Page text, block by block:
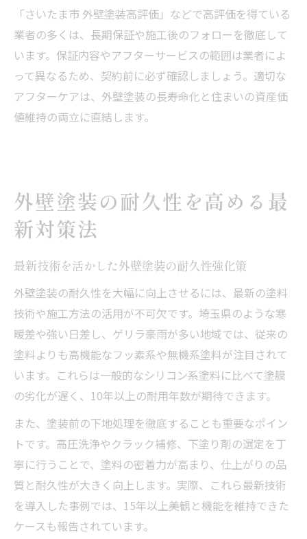
「さいたま市 外壁塗装高評価」などで高評価を得ている
業者の多くは、長期保証や施工後のフォローを徹底して
います。保証内容やアフターサービスの範囲は業者によ
って異なるため、契約前に必ず確認しましょう。適切な
アフターケアは、外壁塗装の長寿命化と住まいの資産価
値維持の両立に直結します。
外壁塗装の耐久性を高める最
新対策法
最新技術を活かした外壁塗装の耐久性強化策
外壁塗装の耐久性を大幅に向上させるには、最新の塗料
技術や施工方法の活用が不可欠です。埼玉県のような寒
暖差や強い日差し、ゲリラ豪雨が多い地域では、従来の
塗料よりも高機能なフッ素系や無機系塗料が注目されて
います。これらは一般的なシリコン系塗料に比べて塗膜
の劣化が遅く、10年以上の耐用年数が期待できます。
また、塗装前の下地処理を徹底することも重要なポイン
トです。高圧洗浄やクラック補修、下塗り剤の選定を丁
寧に行うことで、塗料の密着力が高まり、仕上がりの品
質と耐久性が大きく向上します。実際、これら最新技術
を導入した事例では、15年以上美観と機能を維持できた
ケースも報告されています。